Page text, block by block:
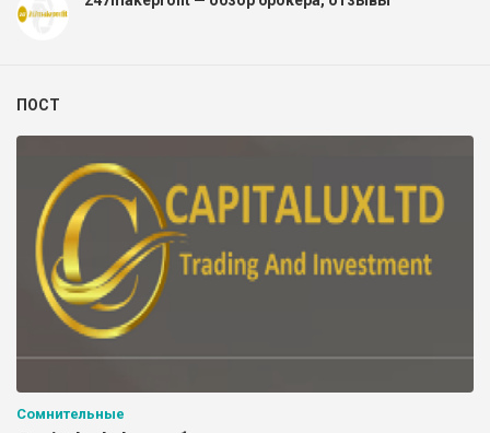
ПОСТ
Сомнительные